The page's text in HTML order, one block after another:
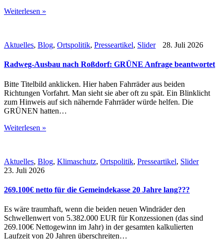
Weiterlesen »
Aktuelles, Blog, Ortspolitik, Presseartikel, Slider 28. Juli 2026
Radweg-Ausbau nach Roßdorf: GRÜNE Anfrage beantwortet
Bitte Titelbild anklicken. Hier haben Fahrräder aus beiden
Richtungen Vorfahrt. Man sieht sie aber oft zu spät. Ein Blinklicht
zum Hinweis auf sich nähernde Fahrräder würde helfen. Die
GRÜNEN hatten…
Weiterlesen »
Aktuelles, Blog, Klimaschutz, Ortspolitik, Presseartikel, Slider
23. Juli 2026
269.100€ netto für die Gemeindekasse 20 Jahre lang???
Es wäre traumhaft, wenn die beiden neuen Windräder den
Schwellenwert von 5.382.000 EUR für Konzessionen (das sind
269.100€ Nettogewinn im Jahr) in der gesamten kalkulierten
Laufzeit von 20 Jahren überschreiten…